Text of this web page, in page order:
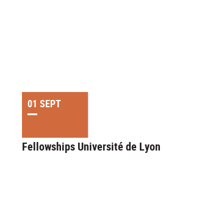
01 SEPT
Fellowships Université de Lyon